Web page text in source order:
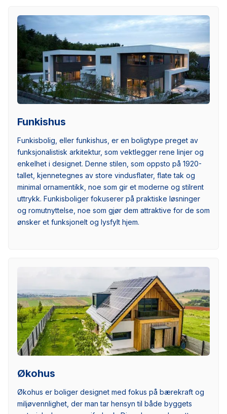
Funkishus
Funkisbolig, eller funkishus, er en boligtype preget av
funksjonalistisk arkitektur, som vektlegger rene linjer og
enkelhet i designet. Denne stilen, som oppsto på 1920-
tallet, kjennetegnes av store vindusflater, flate tak og
minimal ornamentikk, noe som gir et moderne og stilrent
uttrykk. Funkisboliger fokuserer på praktiske løsninger
og romutnyttelse, noe som gjør dem attraktive for de som
ønsker et funksjonelt og lysfylt hjem.
Økohus
Økohus er boliger designet med fokus på bærekraft og
miljøvennlighet, der man tar hensyn til både byggets